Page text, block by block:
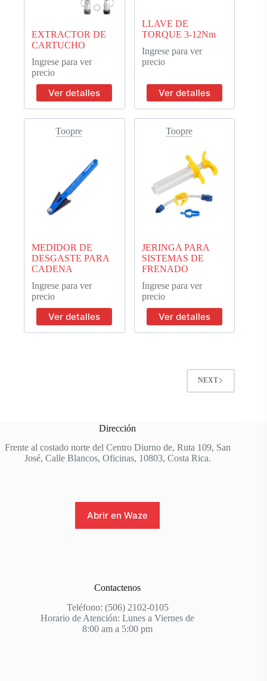
EXTRACTOR DE
CARTUCHO
Ingrese para ver
precio
Ver detalles
LLAVE DE
TORQUE 3-12Nm
Ingrese para ver
precio
Ver detalles
Toopre
MEDIDOR DE
DESGASTE PARA
CADENA
Ingrese para ver
precio
Ver detalles
Toopre
JERINGA PARA
SISTEMAS DE
FRENADO
Ingrese para ver
precio
Ver detalles
NEXT
Dirección
Frente al costado norte del Centro Diurno de, Ruta 109, San
José, Calle Blancos, Oficinas, 10803, Costa Rica.
Abrir en Waze
Contactenos
Teléfono: (506) 2102-0105
Horario de Atención: Lunes a Viernes de
8:00 am a 5:00 pm